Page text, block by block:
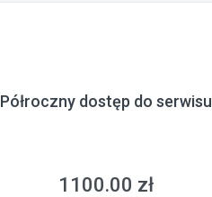
Półroczny dostęp do serwisu
1100.00 zł